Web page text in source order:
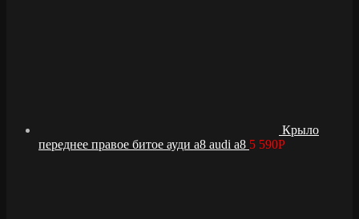
Крыло
переднее правое битое ауди а8 audi a8 5 590Р